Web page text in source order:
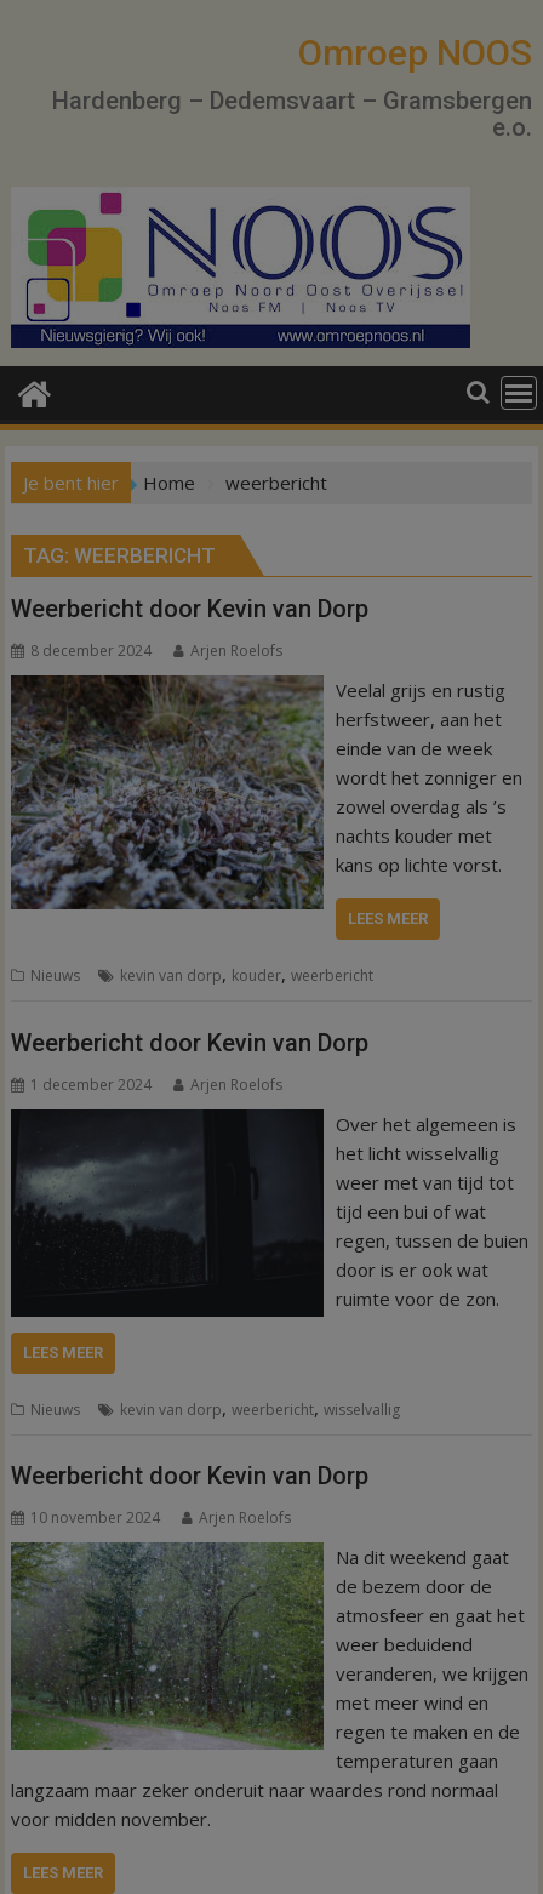
Omroep NOOS
Hardenberg – Dedemsvaart – Gramsbergen
e.o.
Je bent hier Home weerbericht
TAG:WEERBERICHT
Weerbericht door Kevin van Dorp
8 december 2024 Arjen Roelofs
Veelal grijs en rustig
herfstweer, aan het
einde van de week
wordt het zonniger en
zowel overdag als ’s
nachts kouder met
kans op lichte vorst.
LEES MEER
Nieuws kevin van dorp, kouder,weerbericht
Weerbericht door Kevin van Dorp
1 december 2024 Arjen Roelofs
Over het algemeen is
het licht wisselvallig
weer met van tijd tot
tijd een bui of wat
regen, tussen de buien
door is er ook wat
ruimte voor de zon.
LEES MEER
Nieuws kevin van dorp,weerbericht,wisselvallig
Weerbericht door Kevin van Dorp
10 november 2024 Arjen Roelofs
Na dit weekend gaat
de bezem door de
atmosfeer en gaat het
weer beduidend
veranderen, we krijgen
met meer wind en
regen te maken en de
temperaturen gaan
langzaam maar zeker onderuit naar waardes rond normaal
voor midden november.
LEES MEER